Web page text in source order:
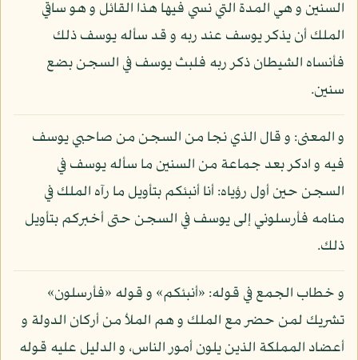
السنين و هي المدة التي نسي فيها هذا القائل و هو ساقي
الملك أن يذكر يوسف عند ربه و قد سأله يوسف ذلك
فأنساه الشيطان ذكر ربه فلبث يوسف في السجن بضع
سنين.
و المعنى: و قال الذي نجا من السجن من صاحبي يوسف
فيه و ادكر بعد جماعة من السنين ما سأله يوسف في
السجن حين أول رؤياه: أنا أنبئكم بتأويل ما رآه الملك في
منامه فأرسلوني إلى يوسف في السجن حتى أخبركم بتأويل
ذلك.
و خطاب الجمع في قوله: «أنبئكم» و قوله «فأرسلون»
تشريك لمن حضر مع الملك و هم الملأ من أركان الدولة و
أعضاد المملكة الذين يلون أمور الناس، و الدليل عليه قوله